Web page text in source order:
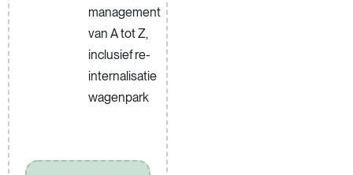
management
van A tot Z,
inclusief re-
internalisatie
wagenpark